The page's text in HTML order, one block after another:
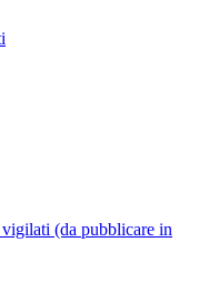
(da pubblicare in